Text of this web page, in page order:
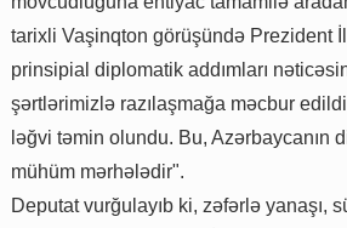
tarixli Vaşinqton görüşündə Prezident
prinsipial diplomatik addımları
şərtlərimizlə razılaşmağa məcbur
ləğvi təmin olundu. Bu, Azərbaycanın
mühüm mərhələdir".
Deputat vurğulayıb ki, zəfərlə yanaşı,